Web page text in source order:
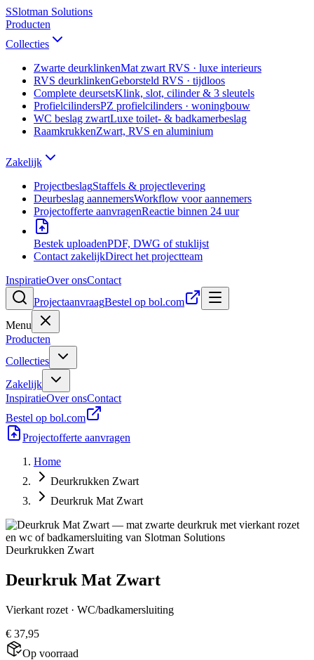
SSlotman Solutions
Producten
Collecties
Zwarte deurklinkenMat zwart RVS · luxe interieurs
RVS deurklinkenGeborsteld RVS · tijdloos
Complete deursetsKlink, slot, cilinder & 3 sleutels
ProfielcilindersPZ profielcilinders · woningbouw
WC beslag zwartLuxe toilet- & badkamerbeslag
RaamkrukkenZwart, RVS en aluminium
Zakelijk
ProjectbeslagStaffels & projectlevering
Deurbeslag aannemersWorkflow voor aannemers
Projectofferte aanvragenReactie binnen 24 uur
Bestek uploadenPDF, DWG of stuklijst
Contact zakelijkDirect het projectteam
InspiratieOver onsContact
ProjectaanvraagBestel op bol.com
Menu
Producten
Collecties
Zakelijk
InspiratieOver onsContact
Bestel op bol.com
Projectofferte aanvragen
Home
Deurkrukken Zwart
Deurkruk Mat Zwart
Deurkrukken Zwart
Deurkruk Mat Zwart
Vierkant rozet · WC/badkamersluiting
€ 37,95
Op voorraad